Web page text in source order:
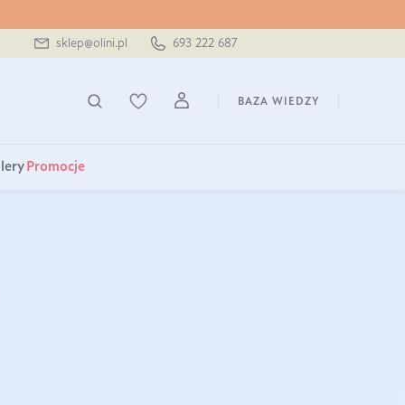
sklep@olini.pl 693 222 687
BAZA WIEDZY
Promocje